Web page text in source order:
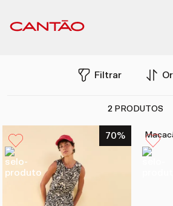
Filtrar
2 PRODUTOS
70%